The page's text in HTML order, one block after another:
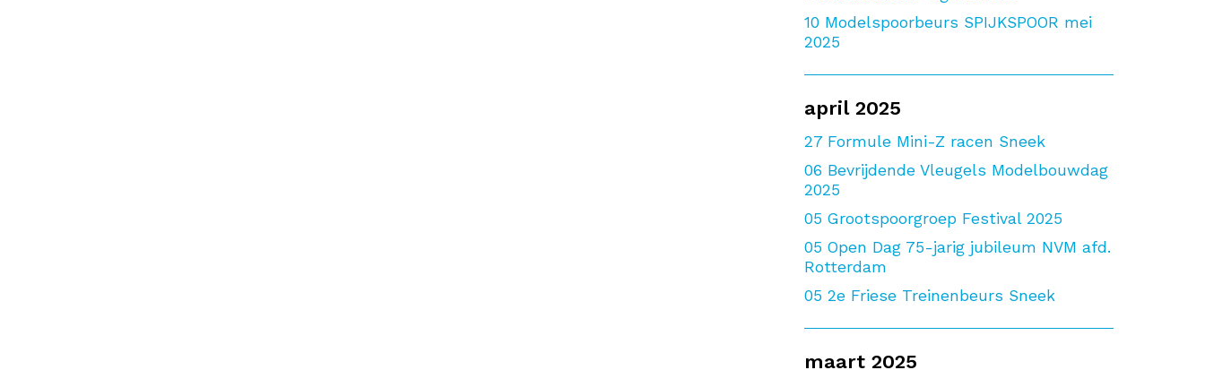
10 Modelspoorbeurs SPIJKSPOOR mei
2025
april 2025
27 Formule Mini-Z racen Sneek
06 Bevrijdende Vleugels Modelbouwdag
2025
05 Grootspoorgroep Festival 2025
05 Open Dag 75-jarig jubileum NVM afd.
Rotterdam
05 2e Friese Treinenbeurs Sneek
maart 2025